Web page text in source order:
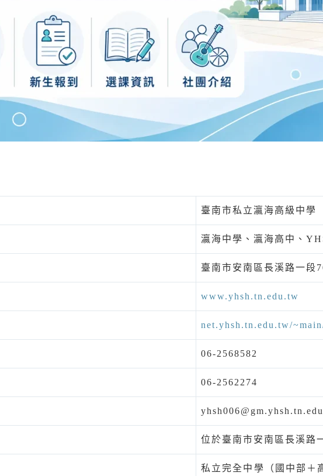
臺南市私立瀛海高級中學
瀛海中學、瀛海高中、
臺南市安南區長溪路一段
www.yhsh.tn.edu.tw
net.yhsh.tn.edu.tw/
06-2568582
06-2562274
位於臺南市安南區長溪路
私立完全中學（國中部＋